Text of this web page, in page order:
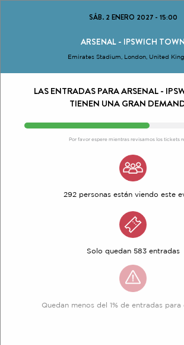
SÁB. 2 ENERO 2027- 15:00
ARSENAL - IPSWICH TOWN
Emirates Stadium, London, United
LAS ENTRADAS PARA ARSENAL -
TIENEN UNA GRAN
Por favor espere mientras revisamos los tickets
292 personas están viendo este
Solo quedan 583 entradas
Quedan menos del 1% de entradas